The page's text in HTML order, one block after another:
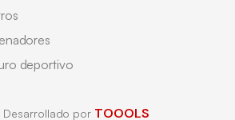
deportivo
por TOOOLS